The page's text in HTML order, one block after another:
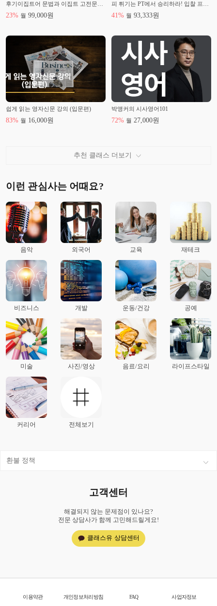
후기이집트어 문법과 이집트 고전문학의 이해
23% 월 99,000원
피 튀기는 PT에서 승리하라! 입찰 프레젠테이션
41% 월 93,333원
쉽게 읽는 영자신문 강의 (입문편)
83% 월 16,000원
박앵커의 시사영어101
72% 월 27,000원
추천 클래스 더보기
이런 관심사는 어때요?
음악 외국어 교육 재테크
비즈니스 개발 운동/건강 공예
미술 사진/영상 음료/요리 라이프스타일
커리어 전체보기
환불 정책
고객센터
해결되지 않는 문제점이 있나요?
전문 상담사가 함께 고민해드릴게요!
클래스유 상담센터
이용약관 개인정보처리방침 FAQ 사업자정보